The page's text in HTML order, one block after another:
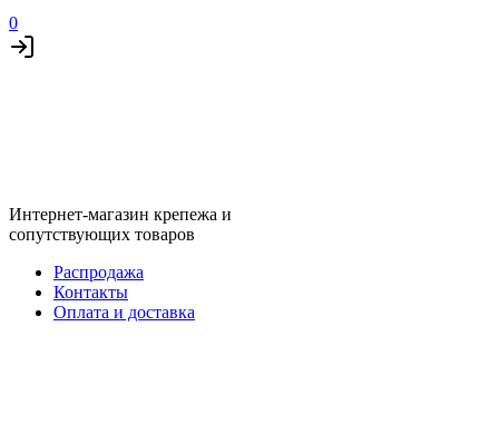
0
Интернет-магазин крепежа и
сопутствующих товаров
Распродажа
Контакты
Оплата и доставка